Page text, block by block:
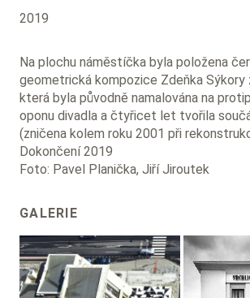
2019
Na plochu náměstíčka byla položena
geometrická kompozice Zdeňka Sýkory
která byla původně namalována na
oponu divadla a čtyřicet let tvořila
(zničena kolem roku 2001 při
Dokončení 2019
Foto: Pavel Planička, Jiří Jiroutek
GALERIE